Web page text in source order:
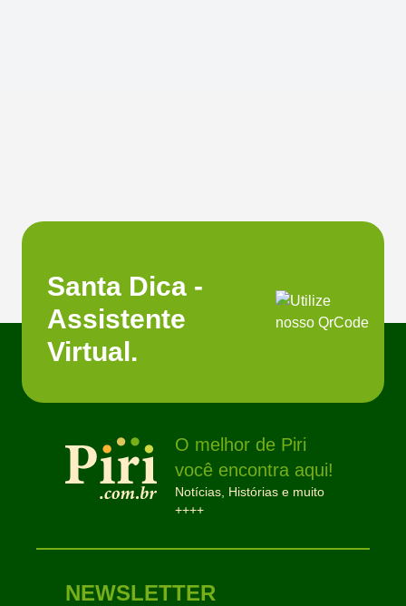
Santa Dica -
Assistente
Virtual.
O melhor de Piri
você encontra aqui!
Notícias, Histórias e muito
++++
NEWSLETTER